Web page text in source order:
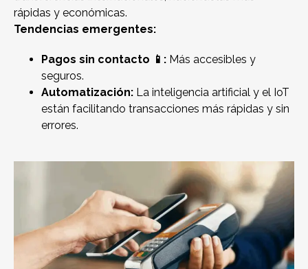
rápidas y económicas.
Tendencias emergentes:
Pagos sin contacto 📱: Más accesibles y
seguros.
Automatización: La inteligencia artificial y el IoT
están facilitando transacciones más rápidas y sin
errores.